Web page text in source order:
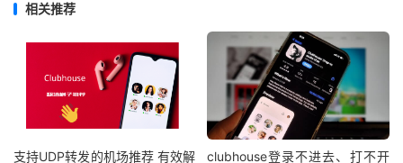
相关推荐
支持UDP转发的机场推荐 有效解
clubhouse登录不进去、打不开